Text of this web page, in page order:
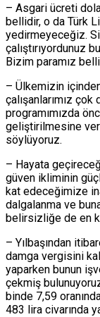
– Asgari ücreti
bellidir, o da Türk
yedirmeyeceğiz.
çalıştırıyordunuz
Bizim paramız
– Ülkemizin
çalışanlarımız
programımızda
geliştirilmesine
söylüyoruz.
– Hayata
güven ikliminin
kat edeceğimize
dalgalanma ve
belirsizliğe de en
– Yılbaşından
damga vergisini
yaparken bunun
çekmiş
binde 7,59
483 lira civarında